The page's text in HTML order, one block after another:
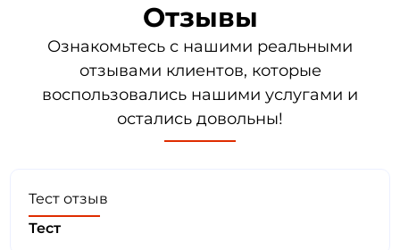
Отзывы
Ознакомьтесь с нашими реальными
отзывами клиентов, которые
воспользовались нашими услугами и
остались довольны!
Тест отзыв
Тест